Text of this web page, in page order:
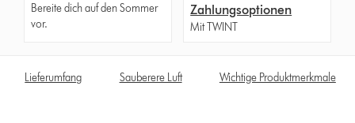
Bereite dich auf den Sommer
vor.
Zahlungsoptionen
Mit TWINT
Lieferumfang Sauberere Luft Wichtige Produktmerkmale